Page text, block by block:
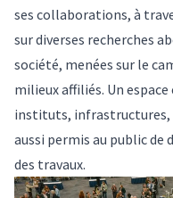
ses collaborations, à
sur diverses recherches
société, menées sur le
milieux affiliés. Un
instituts, infrastructures,
aussi permis au public
des travaux.